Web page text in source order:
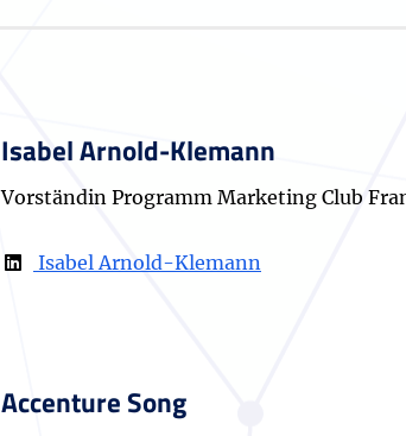
Isabel Arnold-Klemann
Vorständin Programm Marketing Club
Isabel Arnold-Klemann
Accenture Song